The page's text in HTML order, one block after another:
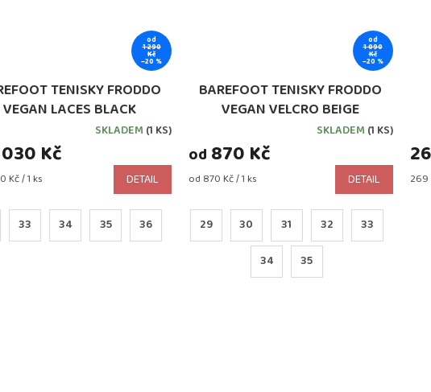
od
1 290
Kč
–20 %
TENISKY FRODDO
VEGAN LACES BLACK
7, G3130249-7)
SKLADEM (1 KS)
Kč
Kč / 1 ks DETAIL
33 34 35 36
od
1 090
Kč
–20 %
BAREFOOT TENISKY FRODDO
VEGAN VELCRO BEIGE
(G3130229-3)SKLADEM (1 KS)
od 870 Kč
Měrná
od 870 Kč / 1 ks DETAIL
29 30 31 32 33
34 35
269